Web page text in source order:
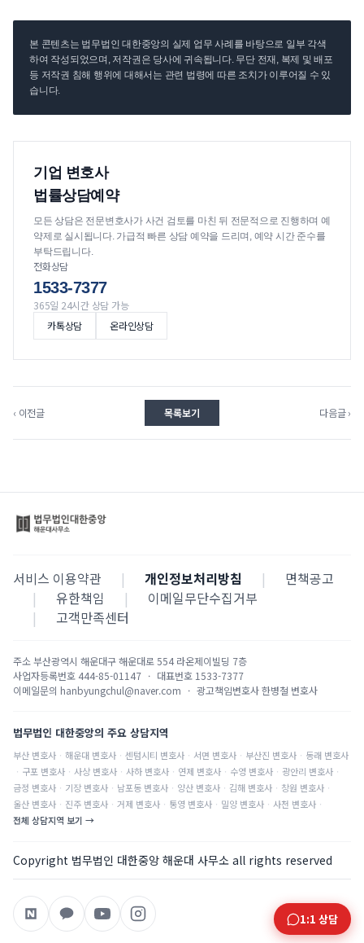
본 콘텐츠는 법무법인 대한중앙의 실제 업무 사례를 바탕으로 일부 각색
하여 작성되었으며, 저작권은 당사에 귀속됩니다. 무단 전재, 복제 및 배포
등 저작권 침해 행위에 대해서는 관련 법령에 따른 조치가 이루어질 수 있
습니다.
기업 변호사
법률상담예약
모든 상담은 전문변호사가 사건 검토를 마친 뒤 전문적으로 진행하며 예
약제로 실시됩니다. 가급적 빠른 상담 예약을 드리며, 예약 시간 준수를
부탁드립니다.
전화상담
1533-7377
365일 24시간 상담 가능
카톡상담
온라인상담
‹ 이전글 목록보기 다음글 ›
서비스 이용약관 | 개인정보처리방침 |
면책공고
|
유한책임 |
이메일무단수집거부
|
고객만족센터
주소부산광역시 해운대구 해운대로 554 라온제이빌딩 7층
사업자등록번호 444-85-01147 · 대표번호 1533-7377
이메일문의 hanbyungchul@naver.com · 광고책임변호사한병철 변호사
법무법인 대한중앙의 주요 상담지역
부산 변호사 · 해운대 변호사 · 센텀시티 변호사 · 서면 변호사 · 부산진 변호사 · 동래 변호사
· 구포 변호사 · 사상 변호사 · 사하 변호사 · 연제 변호사 · 수영 변호사 · 광안리 변호사 ·
금정 변호사 · 기장 변호사 · 남포동 변호사 · 양산 변호사 · 김해 변호사 · 창원 변호사 ·
울산 변호사 · 진주 변호사 · 거제 변호사 · 통영 변호사 · 밀양 변호사 · 사천 변호사 ·
전체 상담지역 보기 →
Copyright 법무법인 대한중앙 해운대 사무소 all rights reserved
1:1 상담